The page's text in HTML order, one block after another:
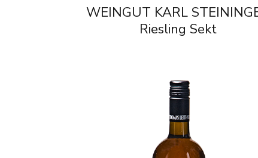
WEINGUT KARL
Riesling Sekt